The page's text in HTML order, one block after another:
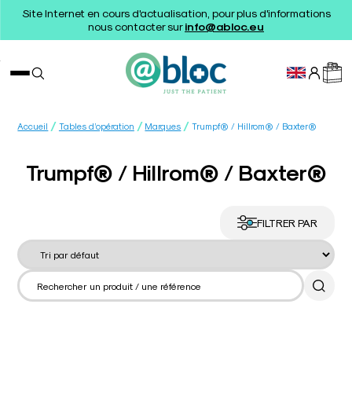
Site Internet en cours d'actualisation, pour plus d'informations
nous contacter surinfo@abloc.eu
Accueil / Tables d’opération / Marques / Trumpf® / Hillrom® / Baxter®
Trumpf® / Hillrom® / Baxter®
FILTRER PAR